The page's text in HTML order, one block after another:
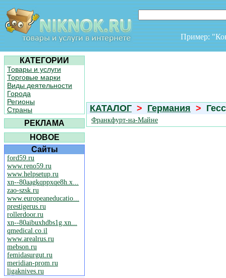
Пример:
КАТЕГОРИИ
Товары и услуги
Торговые марки
Виды деятельности
Города
Регионы
Страны
РЕКЛАМА
НОВОЕ
Сайты
ford59.ru
www.reno59.ru
www.helpsetup.ru
xn--80aagkqppxqe8h.x...
zao-szsk.ru
www.europeaneducatio...
prestigerus.ru
rollerdoor.ru
xn--80aibuxhdbs1g.xn...
qmedical.co.il
www.arealrus.ru
mebson.ru
femidasurgut.ru
meridian-prom.ru
ligaknives.ru
КАТАЛОГ > Германия >
Франкфурт-на-Майне